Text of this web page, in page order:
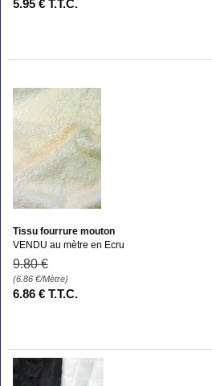
5.95 € T.T.C.
Tissu fourrure mouton
VENDU au mètre en Ecru
9.80 €
(6.86 €/Mètre)
6.86 € T.T.C.